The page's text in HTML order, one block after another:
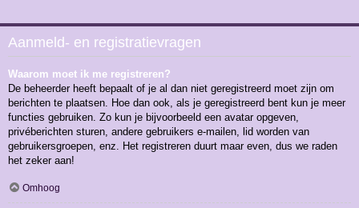
Aanmeld- en registratievragen
Waarom moet ik me registreren?
De beheerder heeft bepaalt of je al dan niet geregistreerd moet zijn om
berichten te plaatsen. Hoe dan ook, als je geregistreerd bent kun je meer
functies gebruiken. Zo kun je bijvoorbeeld een avatar opgeven,
privéberichten sturen, andere gebruikers e-mailen, lid worden van
gebruikersgroepen, enz. Het registreren duurt maar even, dus we raden
het zeker aan!
Omhoog